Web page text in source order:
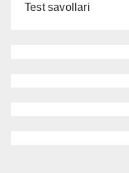
Test savollari